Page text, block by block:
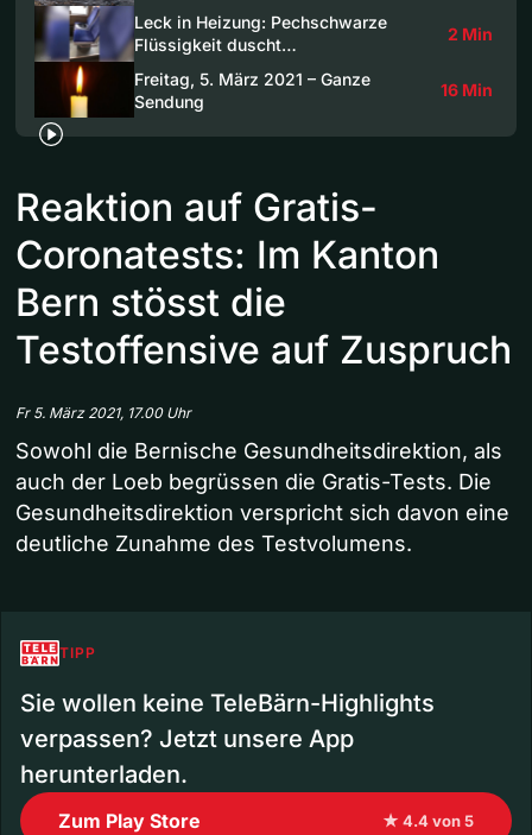
Leck in Heizung: Pechschwarze
Flüssigkeit duscht…
2 Min
Freitag, 5. März 2021 – Ganze
Sendung
16 Min
Reaktion auf Gratis-
Coronatests: Im Kanton
Bern stösst die
Testoffensive auf Zuspruch
Fr 5. März 2021, 17.00 Uhr
Sowohl die Bernische Gesundheitsdirektion, als
auch der Loeb begrüssen die Gratis-Tests. Die
Gesundheitsdirektion verspricht sich davon eine
deutliche Zunahme des Testvolumens.
TIPP
Sie wollen keine TeleBärn-Highlights
verpassen? Jetzt unsere App
herunterladen.
Zum Play Store ★ 4.4 von 5